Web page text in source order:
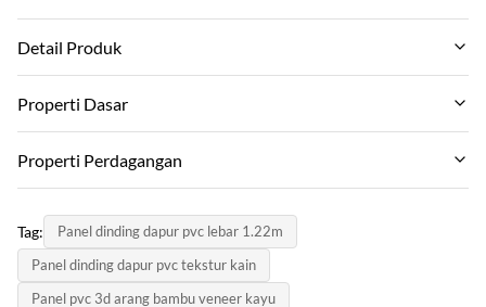
Detail Produk
Material:
Feature:
Color:
Pelanggan membutuhkan
Properti Dasar
Nama Merek:
Model produk:
Dapat disesuaikan
sertifikat:
Properti Perdagangan
Berunding
Patokan harga:
Tag:
Panel dinding dapur pvc lebar 1.22m
Panel dinding dapur pvc tekstur kain
Panel pvc 3d arang bambu veneer kayu